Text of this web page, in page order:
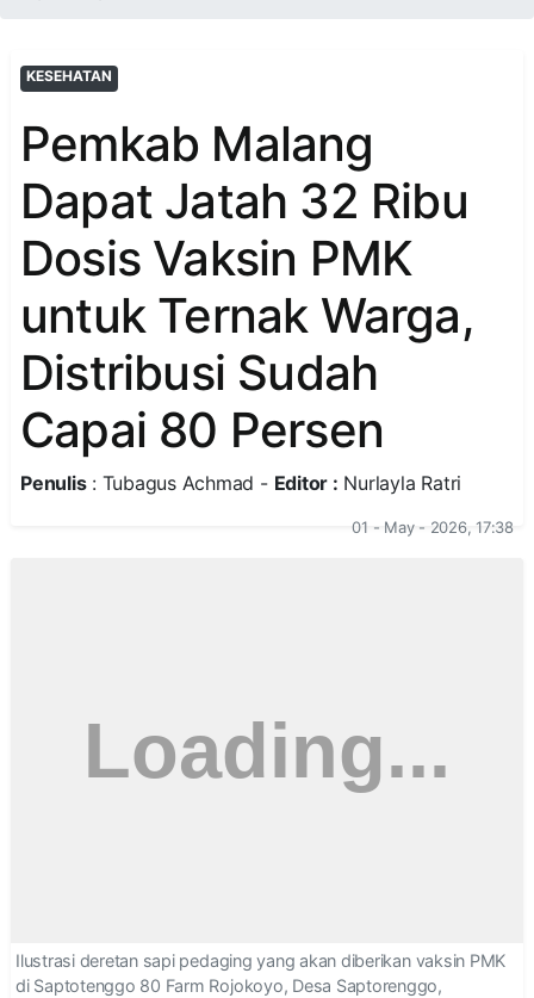
KESEHATAN
Pemkab Malang
Dapat Jatah 32 Ribu
Dosis Vaksin PMK
untuk Ternak Warga,
Distribusi Sudah
Capai 80 Persen
Penulis: Tubagus Achmad - Editor : Nurlayla Ratri
01 - May - 2026, 17:38
Ilustrasi deretan sapi pedaging yang akan diberikan vaksin PMK
di Saptotenggo 80 Farm Rojokoyo, Desa Saptorenggo,